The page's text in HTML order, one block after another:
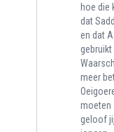
hoe die
dat
en dat
gebruikt
meer
moeten
geloof